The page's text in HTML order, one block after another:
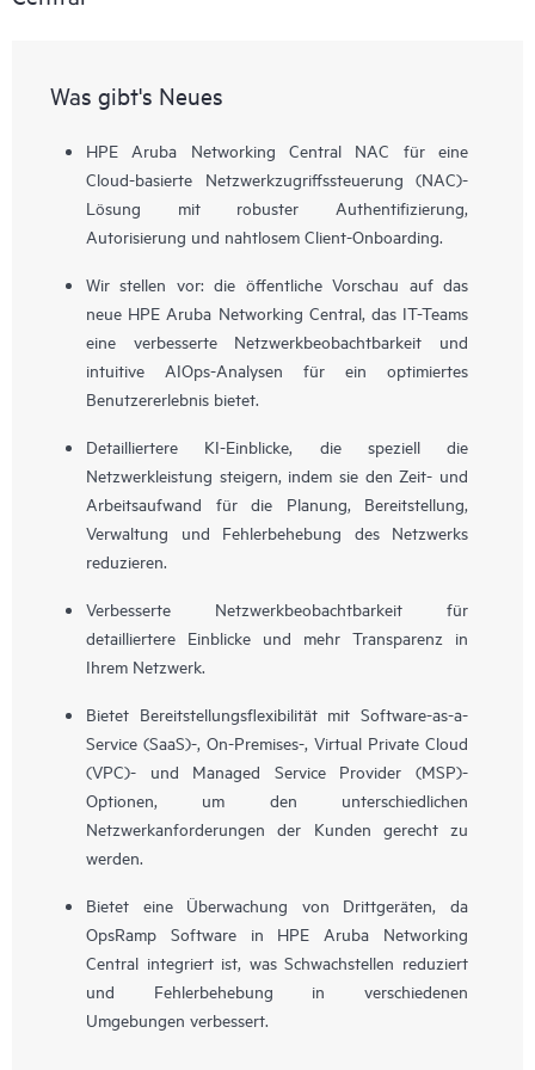
Was gibt's Neues
HPE Aruba Networking Central NAC für eine
Cloud-basierte Netzwerkzugriffssteuerung (NAC)-
Lösung mit robuster Authentifizierung,
Autorisierung und nahtlosem Client-Onboarding.
Wir stellen vor: die öffentliche Vorschau auf das
neue HPE Aruba Networking Central, das IT-Teams
eine verbesserte Netzwerkbeobachtbarkeit und
intuitive AIOps-Analysen für ein optimiertes
Benutzererlebnis bietet.
Detailliertere KI-Einblicke, die speziell die
Netzwerkleistung steigern, indem sie den Zeit- und
Arbeitsaufwand für die Planung, Bereitstellung,
Verwaltung und Fehlerbehebung des Netzwerks
reduzieren.
Verbesserte Netzwerkbeobachtbarkeit für
detailliertere Einblicke und mehr Transparenz in
Ihrem Netzwerk.
Bietet Bereitstellungsflexibilität mit Software-as-a-
Service (SaaS)-, On-Premises-, Virtual Private Cloud
(VPC)- und Managed Service Provider (MSP)-
Optionen, um den unterschiedlichen
Netzwerkanforderungen der Kunden gerecht zu
werden.
Bietet eine Überwachung von Drittgeräten, da
OpsRamp Software in HPE Aruba Networking
Central integriert ist, was Schwachstellen reduziert
und Fehlerbehebung in verschiedenen
Umgebungen verbessert.